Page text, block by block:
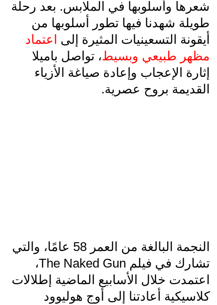
شعرها وأسلوبها في الملابس. بعد رحلة
طويلة شهدنا فيها تطور أسلوبها من
أيقونة التسعينيات المثيرة إلى اعتماد
مظهر طبيعي وبسيط، تواصل باميلا
إثارة الإعجاب وإعادة صياغة الأزياء
القديمة بروح عصرية.
النجمة البالغة من العمر 58 عامًا، والتي
تشارك في فيلم The Naked Gun،
اعتمدت خلال الأسابيع الماضية إطلالات
كلاسيكية أعادتنا إلى أوج هوليوود